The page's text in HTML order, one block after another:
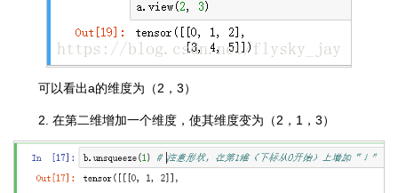
可以看出a的维度为（2，3）
2. 在第二维增加一个维度，使其维度变为（2，1，3）